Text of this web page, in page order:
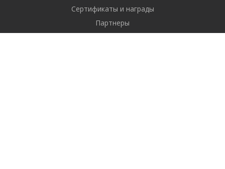
Сертификаты и награды
Партнеры